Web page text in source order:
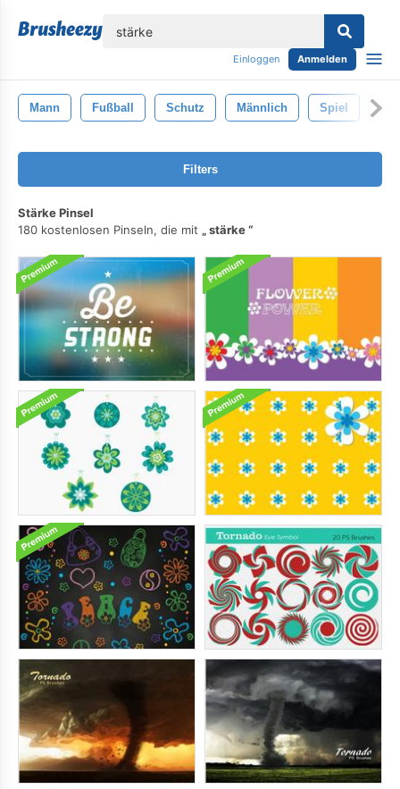
Einloggen Anmelden
Mann Fußball Schutz Männlich Spiel
Filters
Stärke Pinsel
180 kostenlosen Pinseln, die mit
stärke